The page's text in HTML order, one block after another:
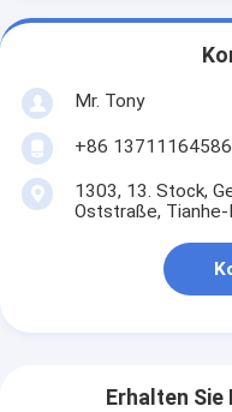
Mr. Tony
+86 13711164586
1303, 13. Stock,
Oststraße, Tianhe-
Erhalten Sie